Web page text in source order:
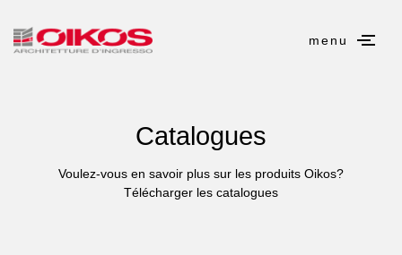
menu
Catalogues
Voulez-vous en savoir plus sur les produits Oikos?
Télécharger les catalogues